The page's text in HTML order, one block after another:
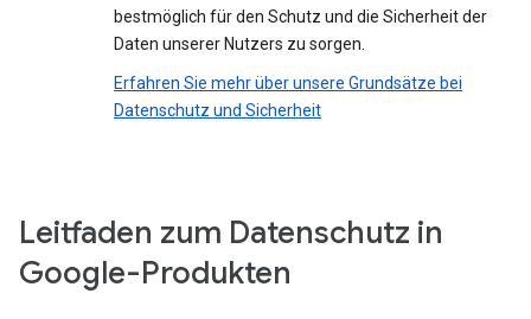
bestmöglich für den Schutz und die Sicherheit der
Daten unserer Nutzers zu sorgen.
Erfahren Sie mehr über unsere Grundsätze bei
Datenschutz und Sicherheit
Leitfaden zum Datenschutz in
Google-Produkten